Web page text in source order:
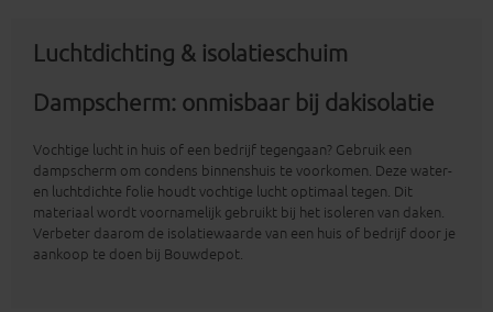
Luchtdichting & isolatieschuim
Dampscherm: onmisbaar bij dakisolatie
Vochtige lucht in huis of een bedrijf tegengaan? Gebruik een
dampscherm om condens binnenshuis te voorkomen. Deze water-
en luchtdichte folie houdt vochtige lucht optimaal tegen. Dit
materiaal wordt voornamelijk gebruikt bij het isoleren van daken.
Verbeter daarom de isolatiewaarde van een huis of bedrijf door je
aankoop te doen bij Bouwdepot.